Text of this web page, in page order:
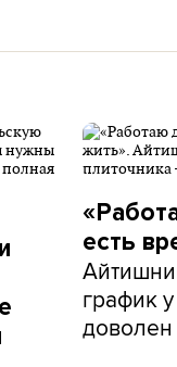
есть
график
доволен